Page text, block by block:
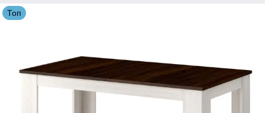
Топ